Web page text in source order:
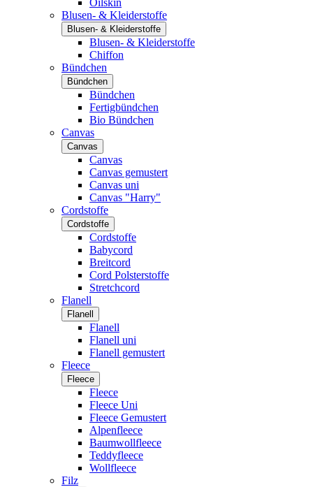
Oilskin
Blusen- & Kleiderstoffe
Blusen- & Kleiderstoffe
Blusen- & Kleiderstoffe
Chiffon
Bündchen
Bündchen
Bündchen
Fertigbündchen
Bio Bündchen
Canvas
Canvas
Canvas
Canvas gemustert
Canvas uni
Canvas "Harry"
Cordstoffe
Cordstoffe
Cordstoffe
Babycord
Breitcord
Cord Polsterstoffe
Stretchcord
Flanell
Flanell
Flanell
Flanell uni
Flanell gemustert
Fleece
Fleece
Fleece
Fleece Uni
Fleece Gemustert
Alpenfleece
Baumwollfleece
Teddyfleece
Wollfleece
Filz